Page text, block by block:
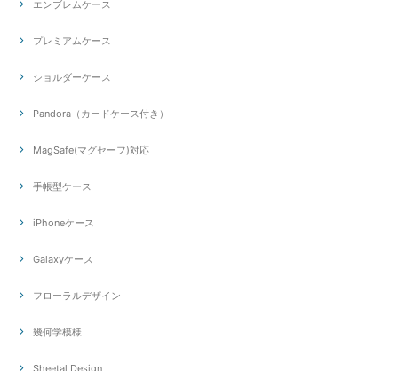
エンブレムケース
プレミアムケース
ショルダーケース
Pandora（カードケース付き）
MagSafe(マグセーフ)対応
手帳型ケース
iPhoneケース
Galaxyケース
フローラルデザイン
幾何学模様
Sheetal Design